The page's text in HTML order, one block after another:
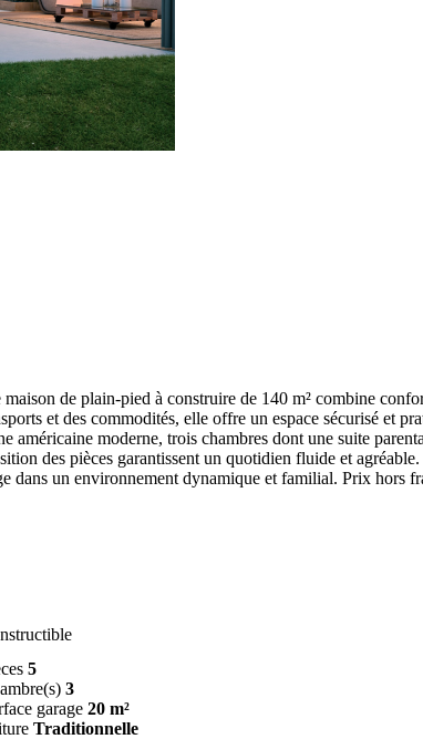
de plain-pied à construire de 140 m² combine
et des commodités, elle offre un espace sécurisé et
moderne, trois chambres dont une suite
des pièces garantissent un quotidien fluide et
dans un environnement dynamique et familial. Prix hors
5
3
garage 20 m²
Traditionnelle